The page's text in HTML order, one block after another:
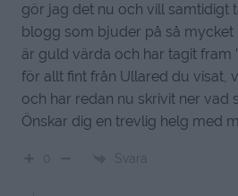
gör jag det nu och vill samtidigt
blogg som bjuder på så mycket
är guld värda och har tagit fram
för allt fint från Ullared du visat,
och har redan nu skrivit ner vad
Önskar dig en trevlig helg med
0 Svara